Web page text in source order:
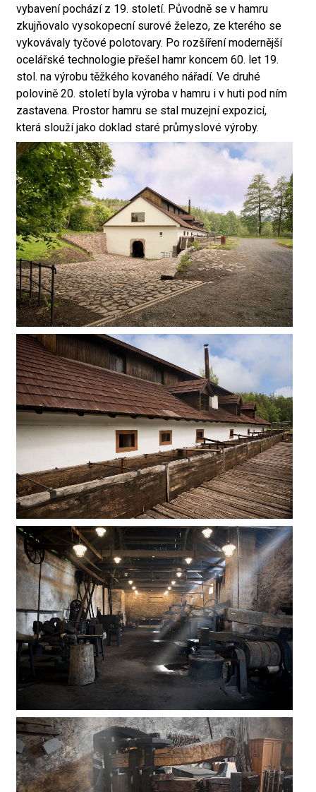
vybavení pochází z 19. století. Původně se v hamru
zkujňovalo vysokopecní surové železo, ze kterého se
vykovávaly tyčové polotovary. Po rozšíření modernější
ocelářské technologie přešel hamr koncem 60. let 19.
stol. na výrobu těžkého kovaného nářadí. Ve druhé
polovině 20. století byla výroba v hamru i v huti pod ním
zastavena. Prostor hamru se stal muzejní expozicí,
která slouží jako doklad staré průmyslové výroby.